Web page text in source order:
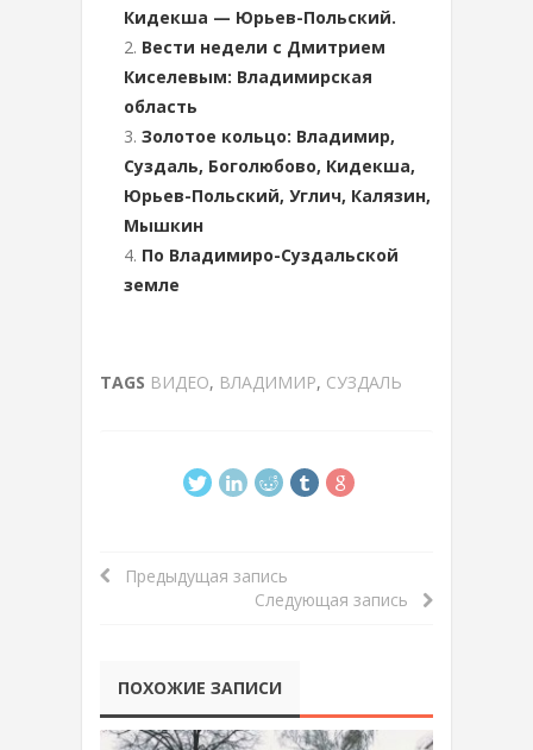
Кидекша — Юрьев-Польский.
Вести недели с Дмитрием
Киселевым: Владимирская
область
Золотое кольцо: Владимир,
Суздаль, Боголюбово, Кидекша,
Юрьев-Польский, Углич, Калязин,
Мышкин
По Владимиро-Суздальской
земле
TAGS ВИДЕО, ВЛАДИМИР, СУЗДАЛЬ
Предыдущая запись
Следующая запись
ПОХОЖИЕ ЗАПИСИ